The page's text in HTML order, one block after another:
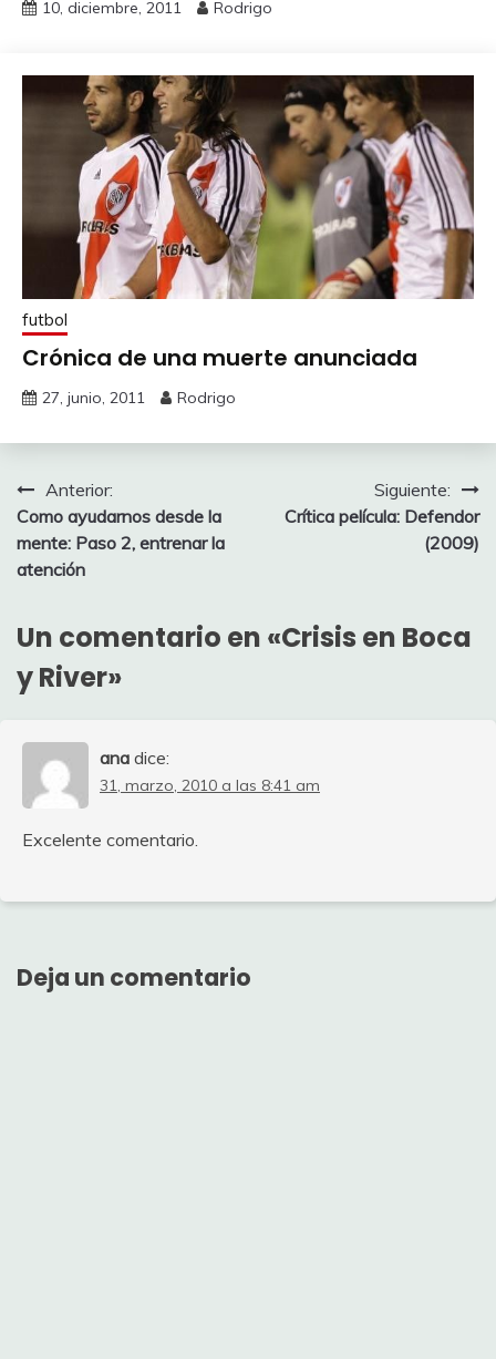
10, diciembre, 2011 Rodrigo
futbol
Crónica de una muerte anunciada
27, junio, 2011 Rodrigo
Navegación
de
entradas
Anterior:
Como ayudarnos desde la
mente: Paso 2, entrenar la
atención
Siguiente:
Crítica película: Defendor
(2009)
Un comentario en «Crisis en Boca
y River»
ana dice:
31, marzo, 2010 a las 8:41 am
Excelente comentario.
Deja un comentario